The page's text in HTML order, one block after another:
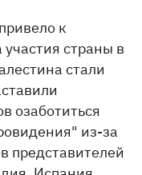
к
страны в
стали
озаботиться
из-за
представителей